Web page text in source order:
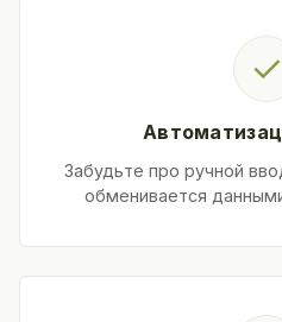
✓
Забудьте про ручной
обменивается